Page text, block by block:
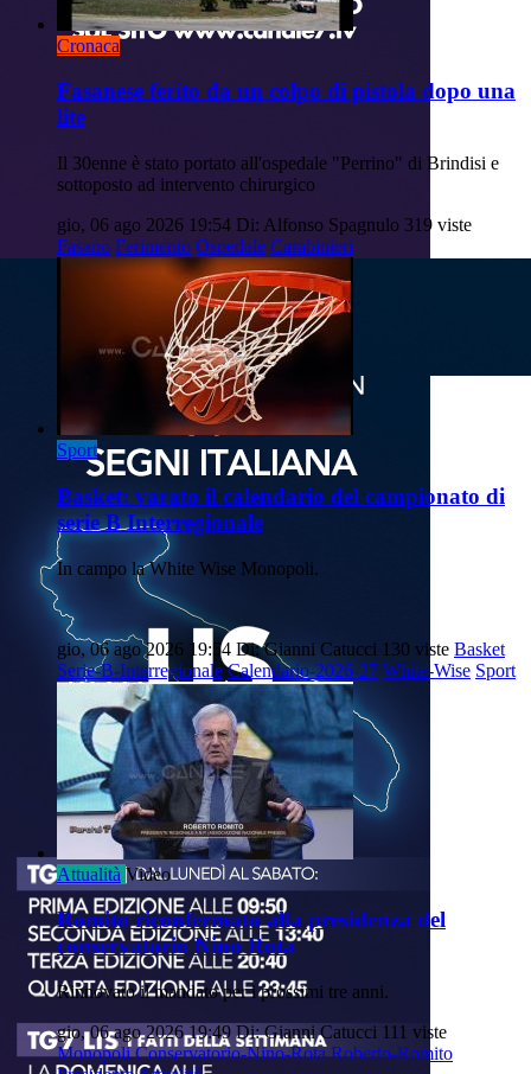
Cronaca
Fasanese ferito da un colpo di pistola dopo una
lite
Il 30enne è stato portato all'ospedale "Perrino" di Brindisi e
sottoposto ad intervento chirurgico
gio, 06 ago 2026 19:54 Di: Alfonso Spagnulo 319 viste
Fasano Ferimento Ospedale Carabinieri
Sport
Basket: varato il calendario del campionato di
serie B Interregionale
In campo la White Wise Monopoli.
gio, 06 ago 2026 19:54 Di: Gianni Catucci 130 viste Basket
Serie-B-Interregionale Calendario-2026-27 White-Wise Sport
Attualità Video
Romito riconfermato alla presidenza del
conservatorio Nino Rota
Rinnovato il mandato per i prossimi tre anni.
gio, 06 ago 2026 19:49 Di: Gianni Catucci 111 viste
Monopoli Conservatorio-Nino-Rota Roberto-Romito